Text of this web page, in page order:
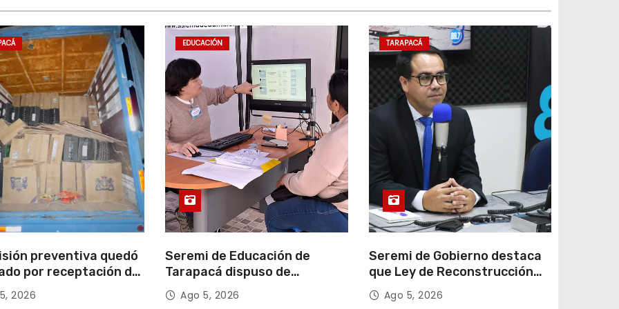
preventiva quedó
por receptación de
avaluados en
millones*
2026
EDUCACIÓN
Seremi de Educación de
Tarapacá dispuso de
facilitadores para apoyar
proceso de Admisión Escolar
Ago 5, 2026
TARAPACÁ
Seremi de Gobierno destaca
que Ley de Reconstrucción
Nacional impulsará la
inversión y el empleo en
Ago 5, 2026